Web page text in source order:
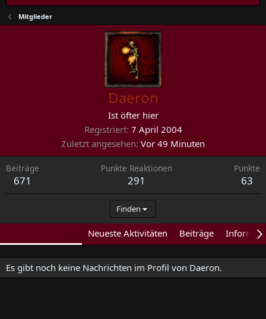
Mitglieder
Daeron
Ist öfter hier
Registriert 7 April 2004
Zuletzt angesehen Vor 49 Minuten
Beiträge
671
Punkte Reaktionen
291
Punkte
63
Finden
Neueste Aktivitäten Beiträge
Es gibt noch keine Nachrichten im Profil von Daeron.